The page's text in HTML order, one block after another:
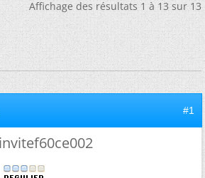
Affichage des résultats 1 à 13 sur 13
#1
invitef60ce002